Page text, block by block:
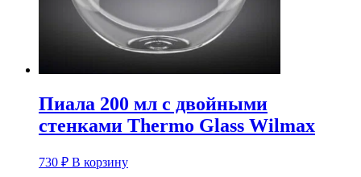
Пиала 200 мл с двойными
стенками Thermo Glass Wilmax
730 ₽ В корзину